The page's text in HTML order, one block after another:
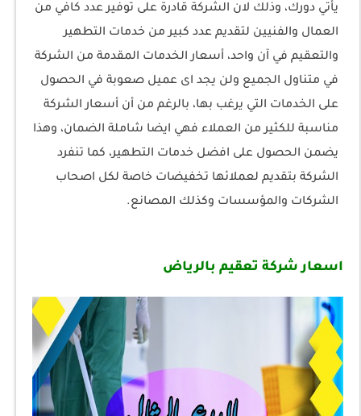
يأتي دورك، وذلك لان الشركة قادرة على توفير عدد كافي من
العمال والفنيين لتقديم عدد كبير من خدمات التطهير
والتعقيم في آن واحد، أسعار الخدمات المقدمة من الشركة
في متناول الجميع ولن يجد اى عميل صعوبة في الحصول
على الخدمات التي يرغب بها، بالرغم من أن أسعار الشركة
مناسبة للكثير من العملاء فهي ايضا شاملة الضمان، وهذا
يضمن الحصول على افضل خدمات التطهير، كما تنفرد
الشركة بتقديم لعملائها تخفيضات خاصة لكل اصحاب
الشركات والمؤسسات وكذلك المصانع.
اسعار شركة تعقيم بالرياض